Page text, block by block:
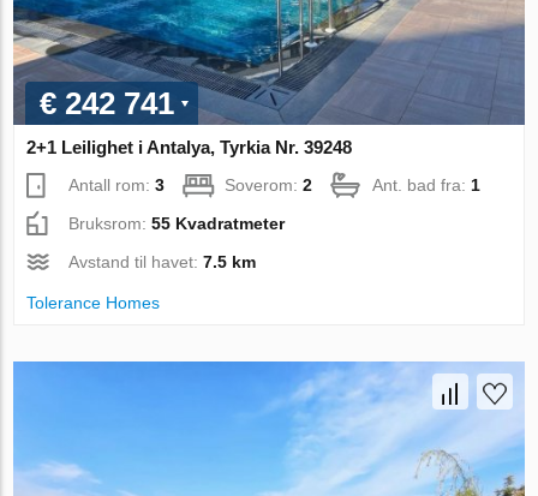
€ 242 741
2+1 Leilighet i Antalya, Tyrkia Nr. 39248
Antall rom:3 Soverom:2 Ant. bad fra:1
Bruksrom:55 Kvadratmeter
Avstand til havet:7.5 km
Tolerance Homes